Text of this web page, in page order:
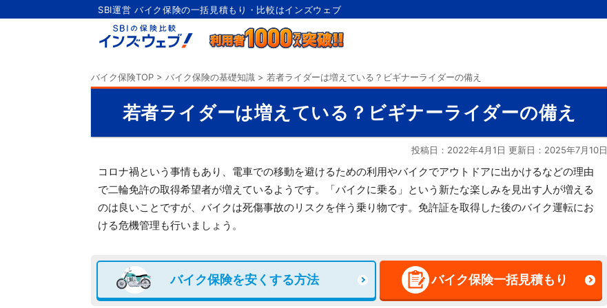
SBI運営 バイク保険の一括見積もり・比較はインズウェブ
バイク保険TOP > バイク保険の基礎知識 > 若者ライダーは増えている？ビギナーライダーの備え
若者ライダーは増えている？ビギナーライダーの備え
投稿日：2022年4月1日 更新日： 2025年7月10日
コロナ禍という事情もあり、電車での移動を避けるための利用やバイクでアウトドアに出かけるなどの理由
で二輪免許の取得希望者が増えているようです。「バイクに乗る」という新たな楽しみを見出す人が増える
のは良いことですが、バイクは死傷事故のリスクを伴う乗り物です。免許証を取得した後のバイク運転にお
ける危機管理も行いましょう。
バイク保険を安くする方法 バイク保険一括見積もり